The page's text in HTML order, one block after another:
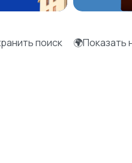
поиск 🌍Показать